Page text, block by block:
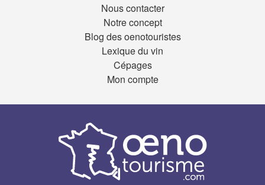
Nous contacter
Notre concept
Blog des oenotouristes
Lexique du vin
Cépages
Mon compte